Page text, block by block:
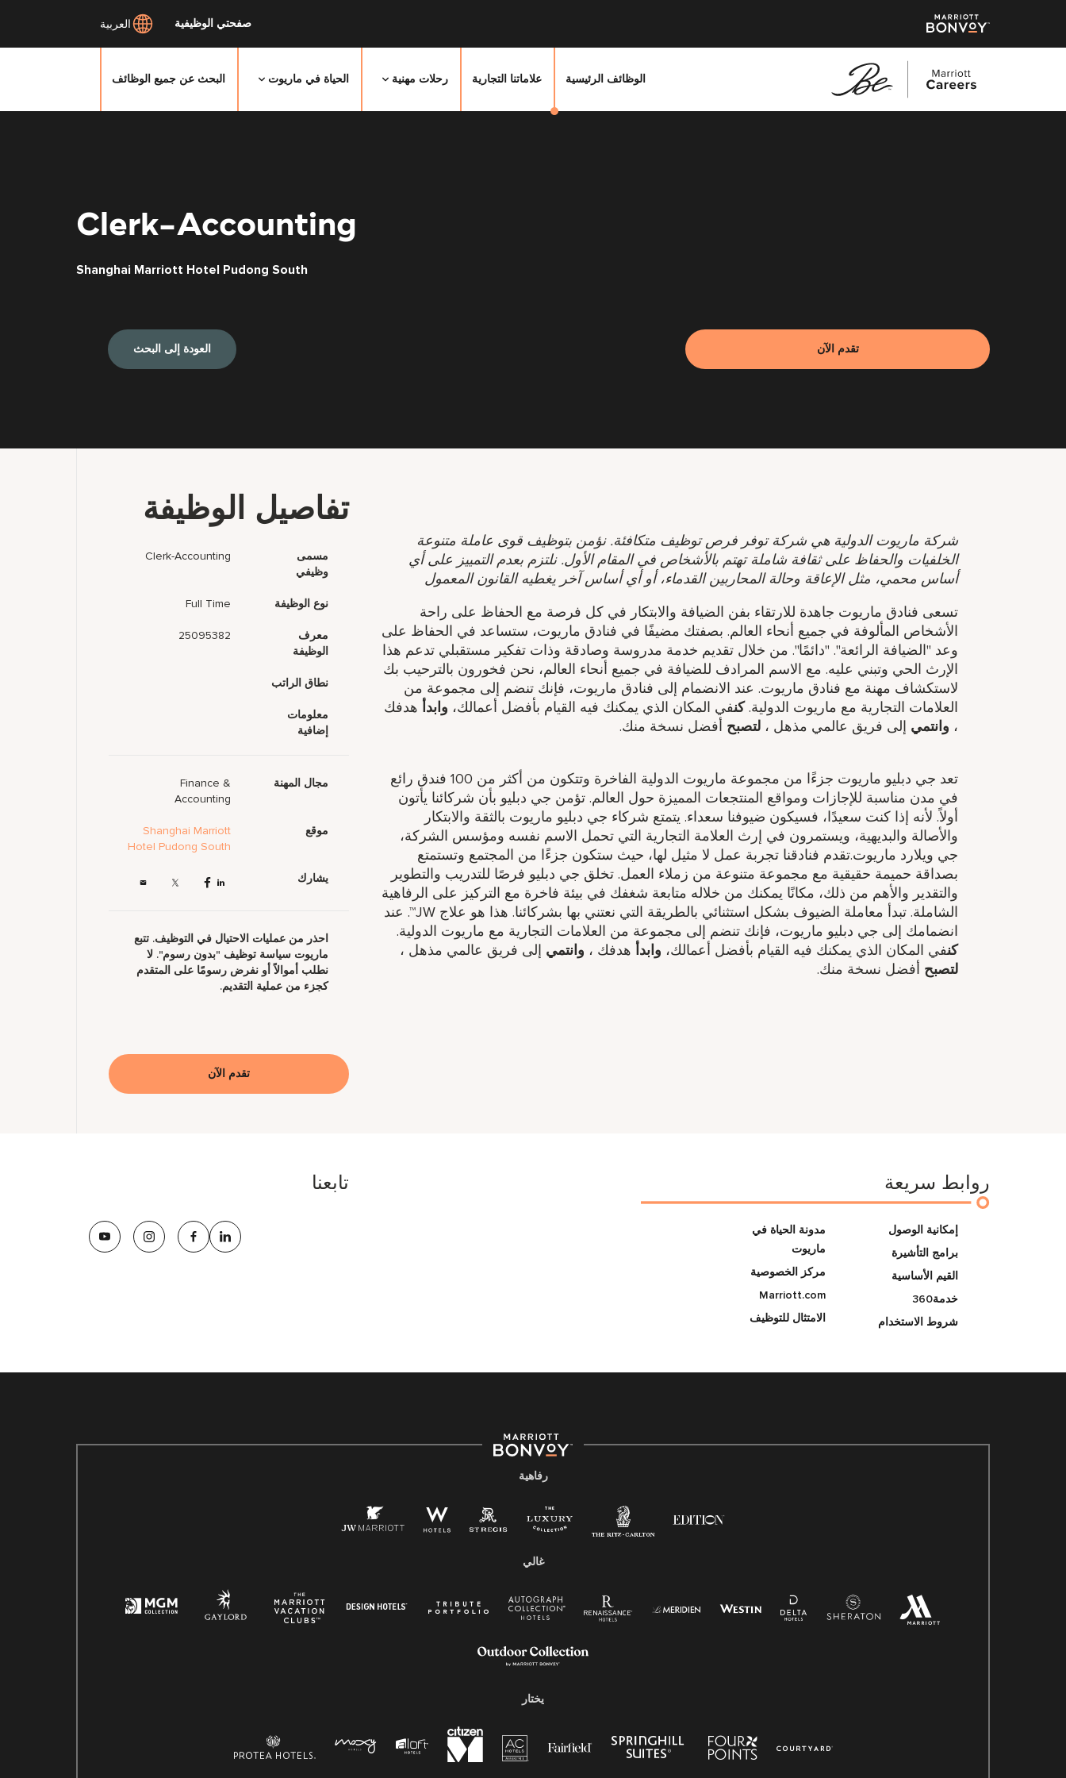
صفحتي الوظيفية العربية
الوظائف الرئيسية علاماتنا التجارية رحلات مهنية الحياة في ماريوت البحث عن جميع الوظائف
Clerk-Accounting
Shanghai Marriott Hotel Pudong South
تقدم الآن العودة إلى البحث
شركة ماريوت الدولية هي شركة توفر فرص توظيف متكافئة. نؤمن بتوظيف قوى عاملة متنوعة
الخلفيات والحفاظ على ثقافة شاملة تهتم بالأشخاص في المقام الأول. نلتزم بعدم التمييز على أي
أساس محمي، مثل الإعاقة وحالة المحاربين القدماء، أو أي أساس آخر يغطيه القانون المعمول
تسعى فنادق ماريوت جاهدة للارتقاء بفن الضيافة والابتكار في كل فرصة مع الحفاظ على راحة
الأشخاص المألوفة في جميع أنحاء العالم. بصفتك مضيفًا في فنادق ماريوت، ستساعد في الحفاظ على
وعد "الضيافة الرائعة". "دائمًا". من خلال تقديم خدمة مدروسة وصادقة وذات تفكير مستقبلي تدعم هذا
الإرث الحي وتبني عليه. مع الاسم المرادف للضيافة في جميع أنحاء العالم، نحن فخورون بالترحيب بك
لاستكشاف مهنة مع فنادق ماريوت. عند الانضمام إلى فنادق ماريوت، فإنك تنضم إلى مجموعة من
العلامات التجارية مع ماريوت الدولية.كنفي المكان الذي يمكنك فيه القيام بأفضل أعمالك، وابدأ هدفك
​، وانتمي إلى فريق عالمي مذهل ​، لتصبح أفضل نسخة منك.
تعد جي دبليو ماريوت جزءًا من مجموعة ماريوت الدولية الفاخرة وتتكون من أكثر من 100 فندق رائع
في مدن مناسبة للإجازات ومواقع المنتجعات المميزة حول العالم. تؤمن جي دبليو بأن شركائنا يأتون
أولاً. لأنه إذا كنت سعيدًا، فسيكون ضيوفنا سعداء. يتمتع شركاء جي دبليو ماريوت بالثقة والابتكار
والأصالة والبديهية، ويستمرون في إرث العلامة التجارية التي تحمل الاسم نفسه ومؤسس الشركة،
جي ويلارد ماريوت.تقدم فنادقنا تجربة عمل لا مثيل لها، حيث ستكون جزءًا من المجتمع وتستمتع
بصداقة حميمة حقيقية مع مجموعة متنوعة من زملاء العمل. تخلق جي دبليو فرصًا للتدريب والتطوير
والتقدير والأهم من ذلك، مكانًا يمكنك من خلاله متابعة شغفك في بيئة فاخرة مع التركيز على الرفاهية
الشاملة. تبدأ معاملة الضيوف بشكل استثنائي بالطريقة التي نعتني بها بشركائنا. هذا هو علاج JW™. عند
انضمامك إلى جي دبليو ماريوت، فإنك تنضم إلى مجموعة من العلامات التجارية مع ماريوت الدولية.
كنفي المكان الذي يمكنك فيه القيام بأفضل أعمالك، وابدأ هدفك ​، وانتمي إلى فريق عالمي مذهل ​،
لتصبح أفضل نسخة منك.
تفاصيل الوظيفة
مسمى
وظيفي
Clerk-Accounting
نوع الوظيفة Full Time
معرف
الوظيفة
25095382
نطاق الراتب
معلومات
إضافية
مجال المهنة
Finance &
Accounting
موقع
Shanghai Marriott
Hotel Pudong South
يشارك
احذر من عمليات الاحتيال في التوظيف. تتبع
ماريوت سياسة توظيف "بدون رسوم". لا
نطلب أموالاً أو نفرض رسومًا على المتقدم
كجزء من عملية التقديم.
تقدم الآن
روابط سريعة
إمكانية الوصول
برامج التأشيرة
القيم الأساسية
خدمة360
شروط الاستخدام
مدونة الحياة في
ماريوت
مركز الخصوصية
Marriott.com
الامتثال للتوظيف
تابعنا
رفاهية
غالي
يختار